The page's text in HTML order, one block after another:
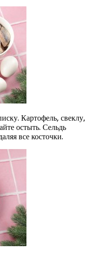
Картофель, свеклу,
остыть. Сельдь
все косточки.